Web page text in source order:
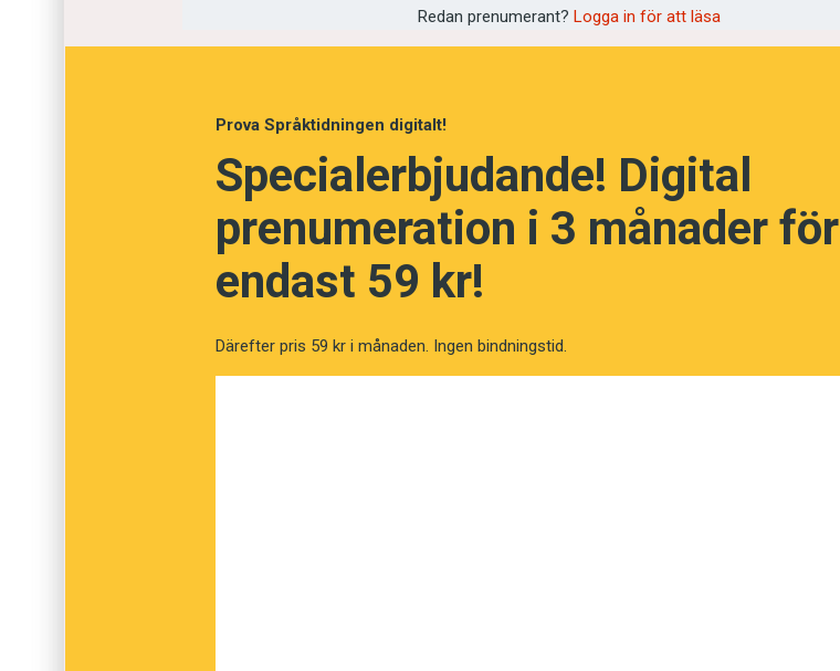
Renommé
Meritförteckning
Anseende
Ackreditering
Upprepning
Redan prenumerant? Logga in för att läsa
Prova Språktidningen digitalt!
Specialerbjudande! Digital
prenumeration i 3 månader för
endast 59 kr!
Därefter pris 59 kr i månaden. Ingen bindningstid.